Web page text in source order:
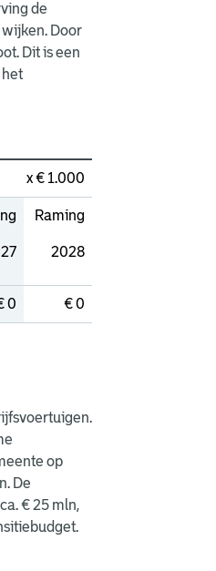
de
Door
Dit is een
x € 1.000
Raming
2028
0 € 0
op
De
€ 25 mln,